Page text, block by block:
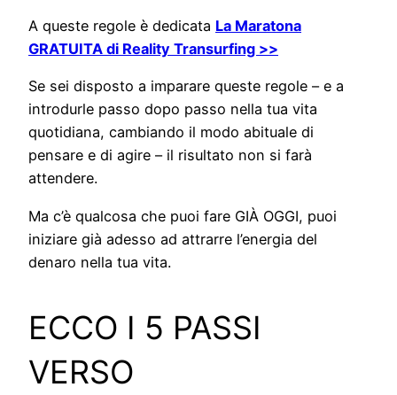
A queste regole è dedicata La Maratona
GRATUITA di Reality Transurfing >>
Se sei disposto a imparare queste regole – e a
introdurle passo dopo passo nella tua vita
quotidiana, cambiando il modo abituale di
pensare e di agire – il risultato non si farà
attendere.
Ma c’è qualcosa che puoi fare GIÀ OGGI, puoi
iniziare già adesso ad attrarre l’energia del
denaro nella tua vita.
ECCO I 5 PASSI
VERSO